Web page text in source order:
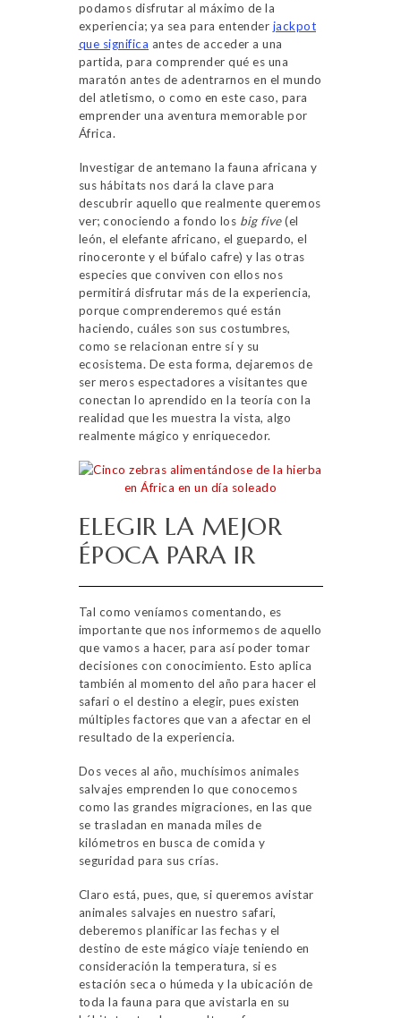
podamos disfrutar al máximo de la
experiencia; ya sea para entender jackpot
que significa antes de acceder a una
partida, para comprender qué es una
maratón antes de adentrarnos en el mundo
del atletismo, o como en este caso, para
emprender una aventura memorable por
África.
Investigar de antemano la fauna africana y
sus hábitats nos dará la clave para
descubrir aquello que realmente queremos
ver; conociendo a fondo los big five(el
león, el elefante africano, el guepardo, el
rinoceronte y el búfalo cafre) y las otras
especies que conviven con ellos nos
permitirá disfrutar más de la experiencia,
porque comprenderemos qué están
haciendo, cuáles son sus costumbres,
como se relacionan entre sí y su
ecosistema. De esta forma, dejaremos de
ser meros espectadores a visitantes que
conectan lo aprendido en la teoría con la
realidad que les muestra la vista, algo
realmente mágico y enriquecedor.
ELEGIR LA MEJOR
ÉPOCA PARA IR
Tal como veníamos comentando, es
importante que nos informemos de aquello
que vamos a hacer, para así poder tomar
decisiones con conocimiento. Esto aplica
también al momento del año para hacer el
safari o el destino a elegir, pues existen
múltiples factores que van a afectar en el
resultado de la experiencia.
Dos veces al año, muchísimos animales
salvajes emprenden lo que conocemos
como las grandes migraciones, en las que
se trasladan en manada miles de
kilómetros en busca de comida y
seguridad para sus crías.
Claro está, pues, que, si queremos avistar
animales salvajes en nuestro safari,
deberemos planificar las fechas y el
destino de este mágico viaje teniendo en
consideración la temperatura, si es
estación seca o húmeda y la ubicación de
toda la fauna para que avistarla en su